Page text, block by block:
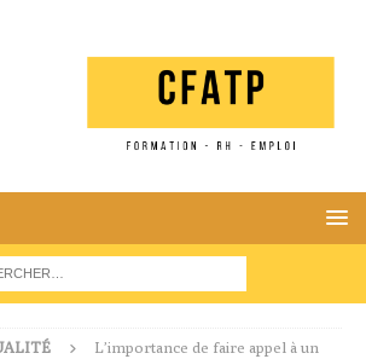
L’importance de faire appel à un